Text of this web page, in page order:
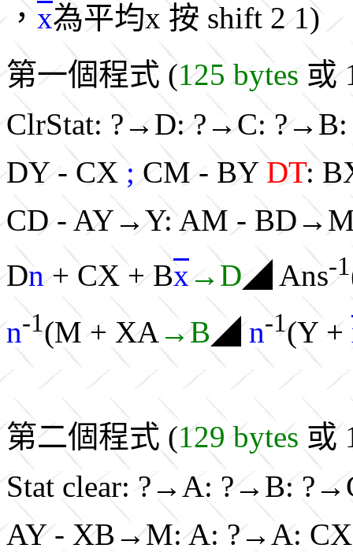
， x為平均x 按 shift 2 1)
第一個程式 (125 bytes 或
ClrStat: ?→D: ?→C:
DY - CX ; CM - BY DT:
CD - AY→Y: AM -
Dn + CX + Bx→D◢ Ans-1
n-1(M + XA →B◢ n-1(Y +
第二個程式 (129 bytes 或
Stat clear: ?→A: ?→B:
AY - XB→M: A: ?→A: